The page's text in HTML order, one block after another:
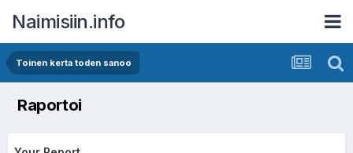
Naimisiin.info
Toinen kerta toden sanoo
Raportoi